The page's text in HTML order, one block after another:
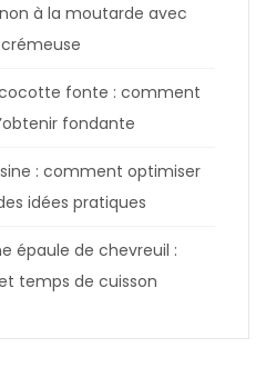
à la moutarde avec
cocotte fonte : comment
fondante
: comment optimiser
idées pratiques
épaule de chevreuil :
temps de cuisson